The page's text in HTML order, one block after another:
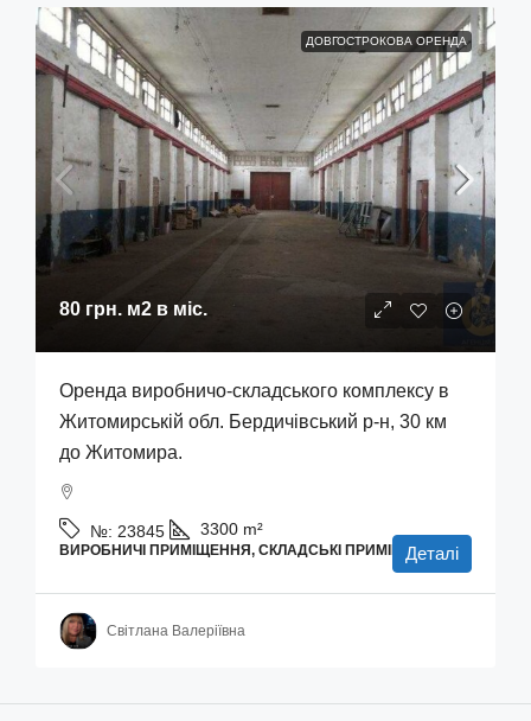
ДОВГОСТРОКОВА ОРЕНДА
80 грн. м2 в міс.
Оренда виробничо-складського комплексу в
Житомирській обл. Бердичівський р-н, 30 км
до Житомира.
№: 23845 3300 m²
ВИРОБНИЧІ ПРИМІЩЕННЯ, СКЛАДСЬКІ ПРИМІЩЕННЯ
Деталі
Світлана Валеріївна